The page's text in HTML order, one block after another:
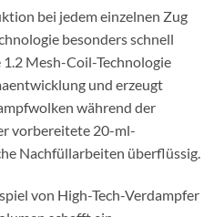
bei jedem einzelnen Zug
besonders schnell
Mesh-Coil-Technologie
und erzeugt
während der
vorbereitete 20-ml-
Nachfüllarbeiten überflüssig.
von High-Tech-Verdampfer